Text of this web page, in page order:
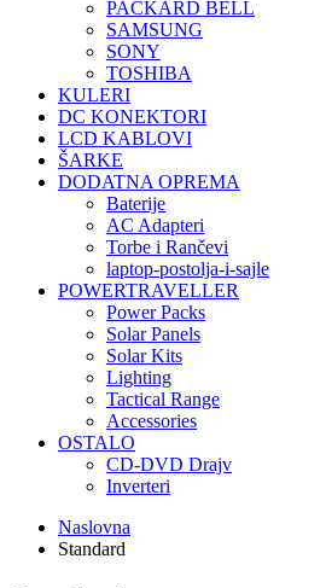
PACKARD BELL
SAMSUNG
SONY
TOSHIBA
KULERI
DC KONEKTORI
LCD KABLOVI
ŠARKE
DODATNA OPREMA
Baterije
AC Adapteri
Torbe i Rančevi
laptop-postolja-i-sajle
POWERTRAVELLER
Power Packs
Solar Panels
Solar Kits
Lighting
Tactical Range
Accessories
OSTALO
CD-DVD Drajv
Inverteri
Naslovna
Standard